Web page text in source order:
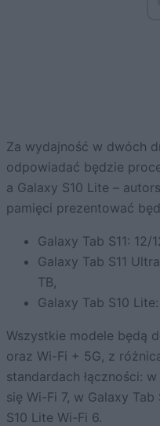
Za wydajność w dwóch
odpowiadać będzie
a Galaxy S10 Lite –
pamięci prezentować
Galaxy Tab S11: 12/
Galaxy Tab S11
TB,
Galaxy Tab S10
Wszystkie modele będą
oraz Wi-Fi + 5G, z
standardach łączności:
się Wi-Fi 7, w Galaxy Tab
S10 Lite Wi-Fi 6.